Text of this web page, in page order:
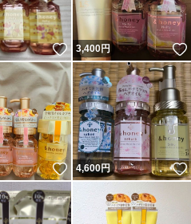
いいね！
3,400円
いいね！
4,600円